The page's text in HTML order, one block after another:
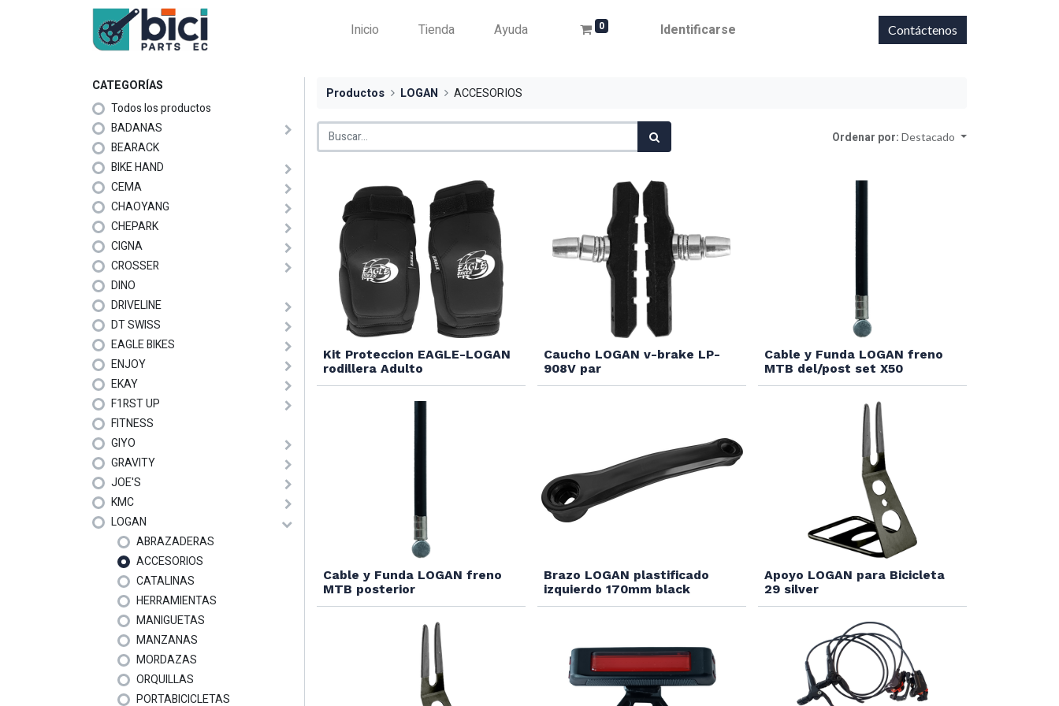
Inicio Tienda Ayuda 0 Identificarse Contáctenos
CATEGORÍAS
Todos los productos
BADANAS
BEARACK
BIKE HAND
CEMA
CHAOYANG
CHEPARK
CIGNA
CROSSER
DINO
DRIVELINE
DT SWISS
EAGLE BIKES
ENJOY
EKAY
F1RST UP
FITNESS
GIYO
GRAVITY
JOE'S
KMC
LOGAN
ABRAZADERAS
ACCESORIOS
CATALINAS
HERRAMIENTAS
MANIGUETAS
MANZANAS
MORDAZAS
ORQUILLAS
PORTABICICLETAS
Productos LOGAN ACCESORIOS
Ordenar por: Destacado
Kit Proteccion EAGLE-LOGAN
rodillera Adulto
Caucho LOGAN v-brake LP-
908V par
Cable y Funda LOGAN freno
MTB del/post set X50
Cable y Funda LOGAN freno
MTB posterior
Brazo LOGAN plastificado
izquierdo 170mm black
Apoyo LOGAN para Bicicleta
29 silver